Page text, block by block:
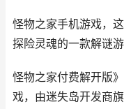
怪物之家手机游戏，
探险灵魂的一款解谜游
怪物之家付费解开版
戏，由迷失岛开发商